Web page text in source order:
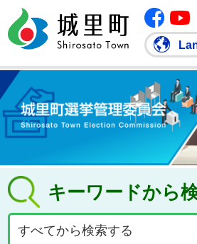
キーワードから